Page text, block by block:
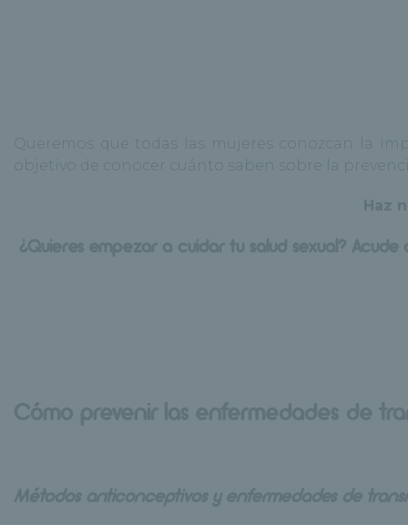
Queremos que todas las mujeres conozcan la
objetivo de conocer cuánto saben sobre la
Haz
¿Quieres empezar a cuidar tu salud sexual?
Cómo prevenir las enfermedades de
Métodos anticonceptivos y enfermedades de